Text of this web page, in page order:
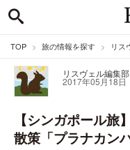
TOP 旅の情報を探す リス
リスヴェル編集部
2017年05月18日
【シンガポール旅
散策「プラナカン